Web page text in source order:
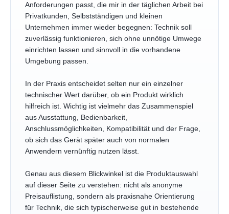
Anforderungen passt, die mir in der täglichen Arbeit bei
Privatkunden, Selbstständigen und kleinen
Unternehmen immer wieder begegnen: Technik soll
zuverlässig funktionieren, sich ohne unnötige Umwege
einrichten lassen und sinnvoll in die vorhandene
Umgebung passen.
In der Praxis entscheidet selten nur ein einzelner
technischer Wert darüber, ob ein Produkt wirklich
hilfreich ist. Wichtig ist vielmehr das Zusammenspiel
aus Ausstattung, Bedienbarkeit,
Anschlussmöglichkeiten, Kompatibilität und der Frage,
ob sich das Gerät später auch von normalen
Anwendern vernünftig nutzen lässt.
Genau aus diesem Blickwinkel ist die Produktauswahl
auf dieser Seite zu verstehen: nicht als anonyme
Preisauflistung, sondern als praxisnahe Orientierung
für Technik, die sich typischerweise gut in bestehende